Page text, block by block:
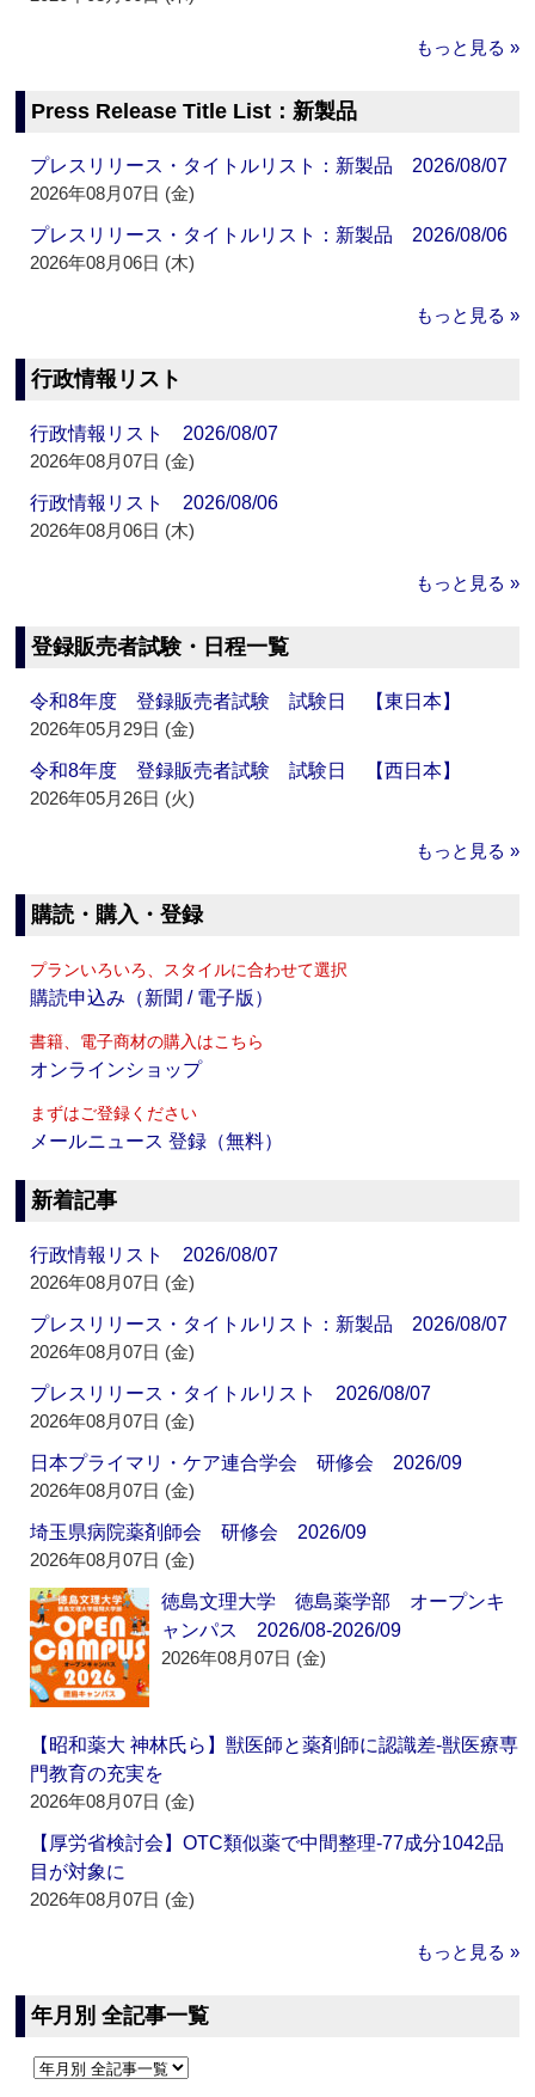
もっと見る »
Press Release Title List：新製品
プレスリリース・タイトルリスト：新製品 2026/08/07
2026年08月07日 (金)
プレスリリース・タイトルリスト：新製品 2026/08/06
2026年08月06日 (木)
もっと見る »
行政情報リスト
行政情報リスト 2026/08/07
2026年08月07日 (金)
行政情報リスト 2026/08/06
2026年08月06日 (木)
もっと見る »
登録販売者試験・日程一覧
令和8年度 登録販売者試験 試験日 【東日本】
2026年05月29日 (金)
令和8年度 登録販売者試験 試験日 【西日本】
2026年05月26日 (火)
もっと見る »
購読・購入・登録
プランいろいろ、スタイルに合わせて選択
購読申込み（新聞 / 電子版）
書籍、電子商材の購入はこちら
オンラインショップ
まずはご登録ください
メールニュース 登録（無料）
新着記事
行政情報リスト 2026/08/07
2026年08月07日 (金)
プレスリリース・タイトルリスト：新製品 2026/08/07
2026年08月07日 (金)
プレスリリース・タイトルリスト 2026/08/07
2026年08月07日 (金)
日本プライマリ・ケア連合学会 研修会 2026/09
2026年08月07日 (金)
埼玉県病院薬剤師会 研修会 2026/09
2026年08月07日 (金)
徳島文理大学 徳島薬学部 オープンキ
ャンパス 2026/08-2026/09
2026年08月07日 (金)
【昭和薬大 神林氏ら】獣医師と薬剤師に認識差‐獣医療専
門教育の充実を
2026年08月07日 (金)
【厚労省検討会】OTC類似薬で中間整理‐77成分1042品
目が対象に
2026年08月07日 (金)
もっと見る »
年月別 全記事一覧